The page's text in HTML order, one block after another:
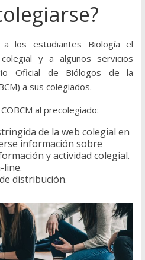
a los estudiantes Biología el
y a algunos servicios
Oficial de Biólogos de la
a sus colegiados.
al precolegiado:
de la web colegial en
información sobre
y actividad colegial.
line.
distribución.